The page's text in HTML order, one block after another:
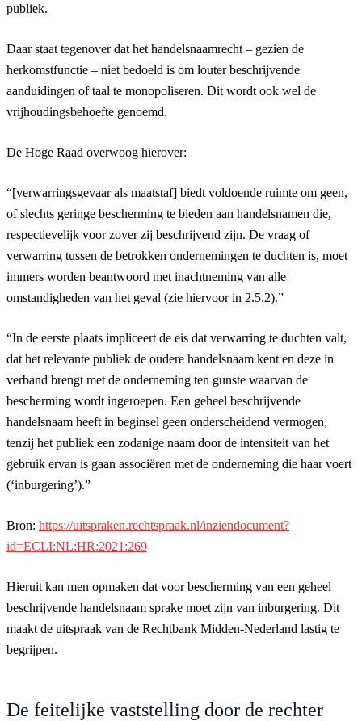
publiek.
Daar staat tegenover dat het handelsnaamrecht – gezien de
herkomstfunctie – niet bedoeld is om louter beschrijvende
aanduidingen of taal te monopoliseren. Dit wordt ook wel de
vrijhoudingsbehoefte genoemd.
De Hoge Raad overwoog hierover:
“[verwarringsgevaar als maatstaf] biedt voldoende ruimte om geen,
of slechts geringe bescherming te bieden aan handelsnamen die,
respectievelijk voor zover zij beschrijvend zijn. De vraag of
verwarring tussen de betrokken ondernemingen te duchten is, moet
immers worden beantwoord met inachtneming van alle
omstandigheden van het geval (zie hiervoor in 2.5.2).”
“In de eerste plaats impliceert de eis dat verwarring te duchten valt,
dat het relevante publiek de oudere handelsnaam kent en deze in
verband brengt met de onderneming ten gunste waarvan de
bescherming wordt ingeroepen. Een geheel beschrijvende
handelsnaam heeft in beginsel geen onderscheidend vermogen,
tenzij het publiek een zodanige naam door de intensiteit van het
gebruik ervan is gaan associëren met de onderneming die haar voert
(‘inburgering’).”
Bron: https://uitspraken.rechtspraak.nl/inziendocument?
id=ECLI:NL:HR:2021:269
Hieruit kan men opmaken dat voor bescherming van een geheel
beschrijvende handelsnaam sprake moet zijn van inburgering. Dit
maakt de uitspraak van de Rechtbank Midden-Nederland lastig te
begrijpen.
De feitelijke vaststelling door de rechter